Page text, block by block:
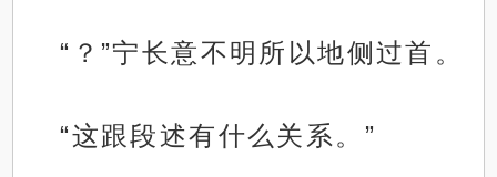
“？”宁长意不明所以地侧过首。
“这跟段述有什么关系。”